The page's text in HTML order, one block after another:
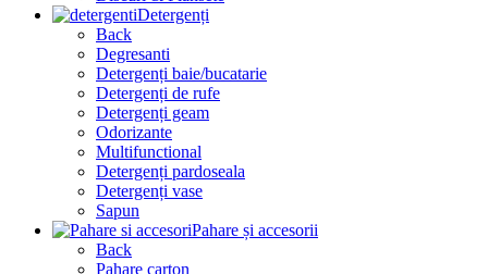
Detergenți
Back
Degresanti
Detergenți baie/bucatarie
Detergenți de rufe
Detergenți geam
Odorizante
Multifunctional
Detergenți pardoseala
Detergenți vase
Sapun
Pahare și accesorii
Back
Pahare carton